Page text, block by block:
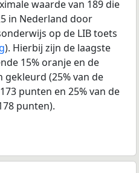
waarde van 189 die
in Nederland door
op de LIB toets
). Hierbij zijn de laagste
15% oranje en de
gekleurd (25% van de
punten en 25% van de
punten).